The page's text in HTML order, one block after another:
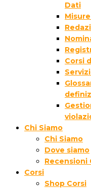
Dati
Corsi
Chi Siamo
Chi Siamo
Dove siamo
Recensioni
Corsi
Shop Corsi